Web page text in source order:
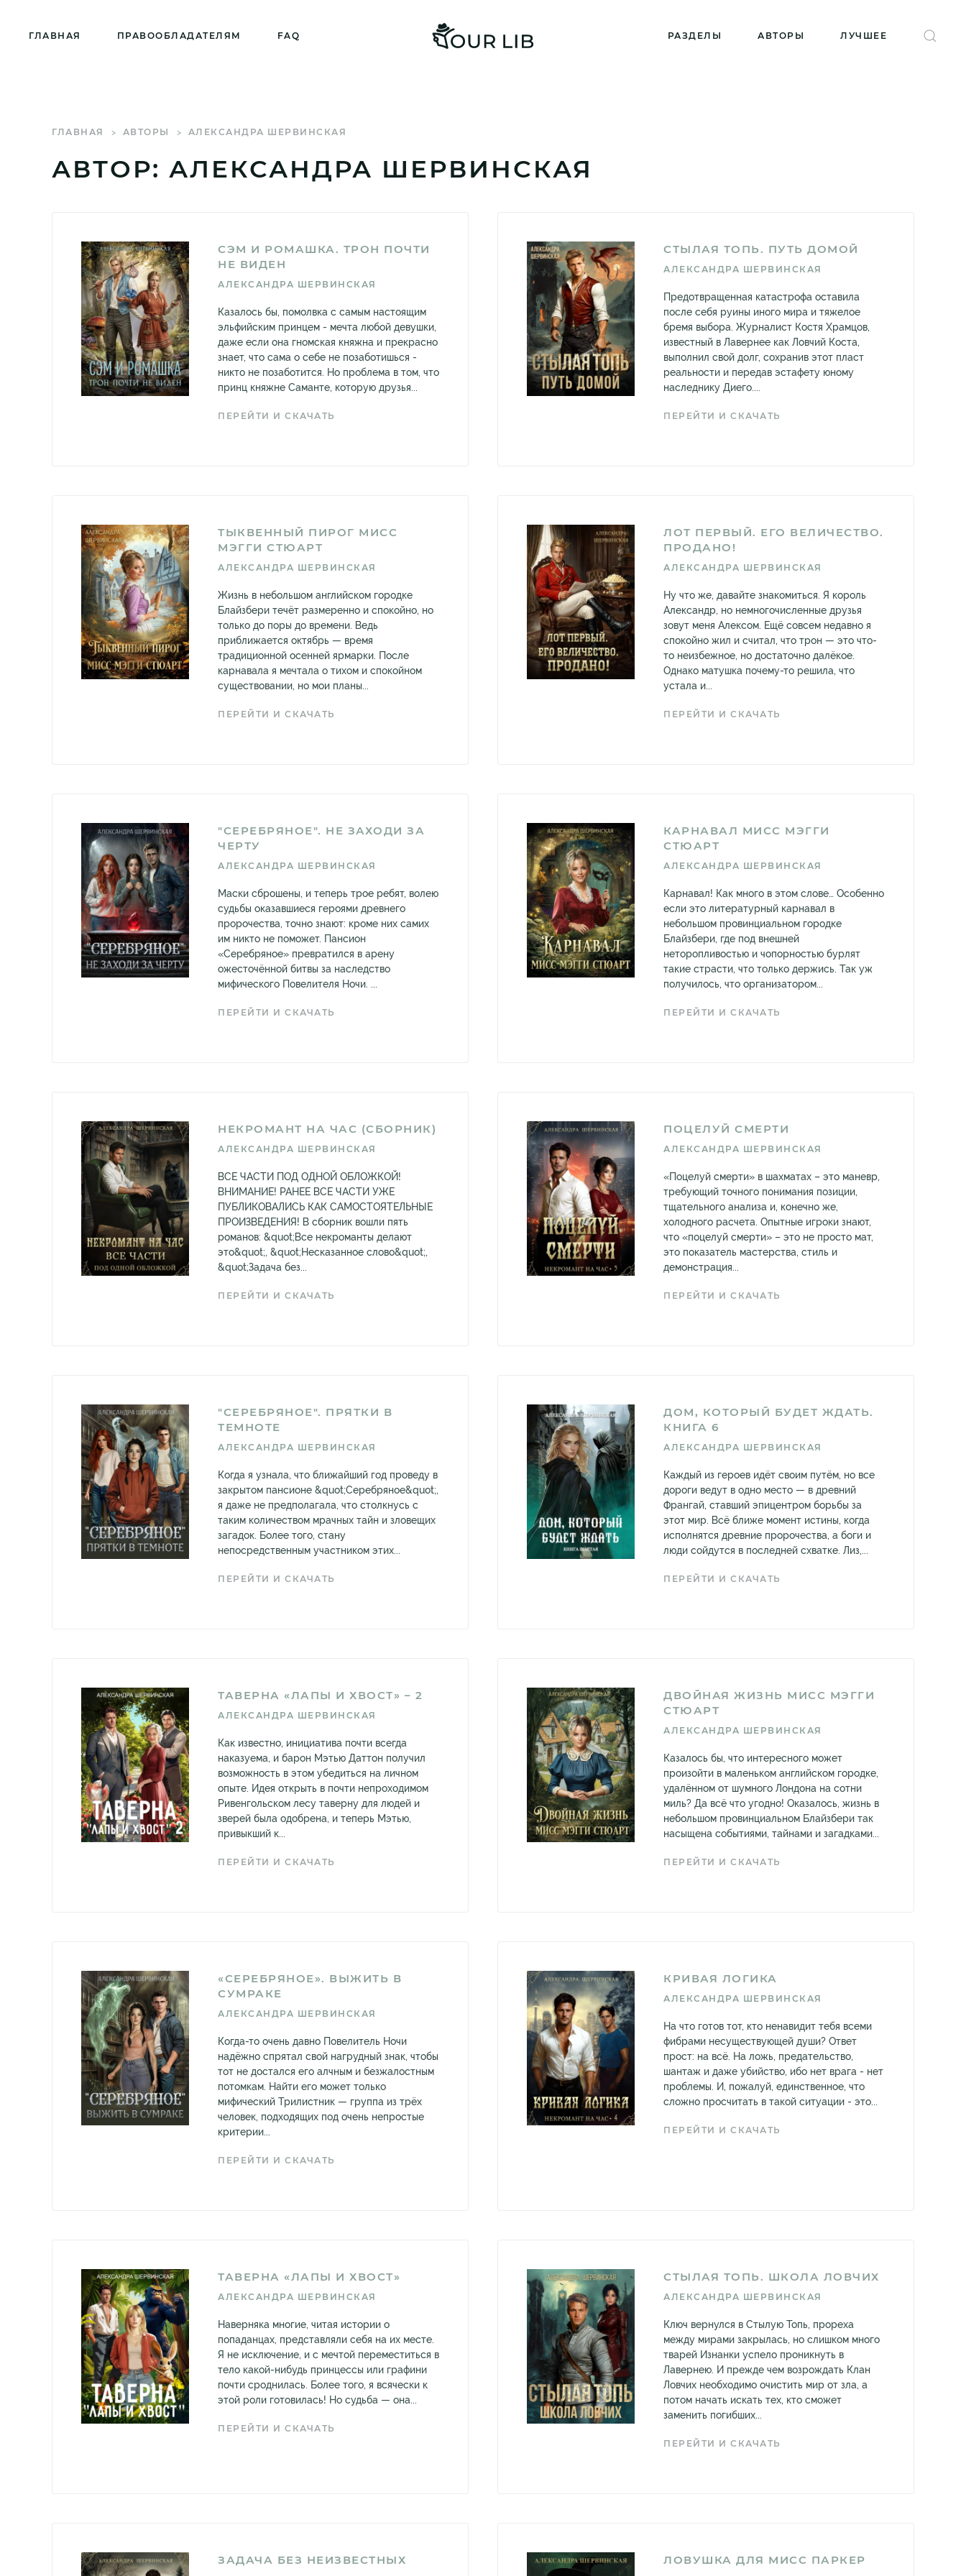
ГЛАВНАЯ ПРАВООБЛАДАТЕЛЯМ FAQ РАЗДЕЛЫ АВТОРЫ ЛУЧШЕЕ
ГЛАВНАЯ АВТОРЫ АЛЕКСАНДРА ШЕРВИНСКАЯ
АВТОР: АЛЕКСАНДРА ШЕРВИНСКАЯ
СЭМ И РОМАШКА. ТРОН ПОЧТИ
НЕ ВИДЕН
АЛЕКСАНДРА ШЕРВИНСКАЯ
Казалось бы, помолвка с самым настоящим
эльфийским принцем - мечта любой девушки,
даже если она гномская княжна и прекрасно
знает, что сама о себе не позаботишься -
никто не позаботится. Но проблема в том, что
принц княжне Саманте, которую друзья...
ПЕРЕЙТИ И СКАЧАТЬ
СТЫЛАЯ ТОПЬ. ПУТЬ ДОМОЙ
АЛЕКСАНДРА ШЕРВИНСКАЯ
Предотвращенная катастрофа оставила
после себя руины иного мира и тяжелое
бремя выбора. Журналист Костя Храмцов,
известный в Лавернее как Ловчий Коста,
выполнил свой долг, сохранив этот пласт
реальности и передав эстафету юному
наследнику Диего....
ПЕРЕЙТИ И СКАЧАТЬ
ТЫКВЕННЫЙ ПИРОГ МИСС
МЭГГИ СТЮАРТ
АЛЕКСАНДРА ШЕРВИНСКАЯ
Жизнь в небольшом английском городке
Блайзбери течёт размеренно и спокойно, но
только до поры до времени. Ведь
приближается октябрь — время
традиционной осенней ярмарки. После
карнавала я мечтала о тихом и спокойном
существовании, но мои планы...
ПЕРЕЙТИ И СКАЧАТЬ
ЛОТ ПЕРВЫЙ. ЕГО ВЕЛИЧЕСТВО.
ПРОДАНО!
АЛЕКСАНДРА ШЕРВИНСКАЯ
Ну что же, давайте знакомиться. Я король
Александр, но немногочисленные друзья
зовут меня Алексом. Ещё совсем недавно я
спокойно жил и считал, что трон — это что-
то неизбежное, но достаточно далёкое.
Однако матушка почему-то решила, что
устала и...
ПЕРЕЙТИ И СКАЧАТЬ
"СЕРЕБРЯНОЕ". НЕ ЗАХОДИ ЗА
ЧЕРТУ
АЛЕКСАНДРА ШЕРВИНСКАЯ
Маски сброшены, и теперь трое ребят, волею
судьбы оказавшиеся героями древнего
пророчества, точно знают: кроме них самих
им никто не поможет. Пансион
«Серебряное» превратился в арену
ожесточённой битвы за наследство
мифического Повелителя Ночи. ...
ПЕРЕЙТИ И СКАЧАТЬ
КАРНАВАЛ МИСС МЭГГИ
СТЮАРТ
АЛЕКСАНДРА ШЕРВИНСКАЯ
Карнавал! Как много в этом слове… Особенно
если это литературный карнавал в
небольшом провинциальном городке
Блайзбери, где под внешней
неторопливостью и чопорностью бурлят
такие страсти, что только держись. Так уж
получилось, что организатором...
ПЕРЕЙТИ И СКАЧАТЬ
НЕКРОМАНТ НА ЧАС (СБОРНИК)
АЛЕКСАНДРА ШЕРВИНСКАЯ
ВСЕ ЧАСТИ ПОД ОДНОЙ ОБЛОЖКОЙ!
ВНИМАНИЕ! РАНЕЕ ВСЕ ЧАСТИ УЖЕ
ПУБЛИКОВАЛИСЬ КАК САМОСТОЯТЕЛЬНЫЕ
ПРОИЗВЕДЕНИЯ! В сборник вошли пять
романов: &quot;Все некроманты делают
это&quot;, &quot;Несказанное слово&quot;,
&quot;Задача без...
ПЕРЕЙТИ И СКАЧАТЬ
ПОЦЕЛУЙ СМЕРТИ
АЛЕКСАНДРА ШЕРВИНСКАЯ
«Поцелуй смерти» в шахматах – это маневр,
требующий точного понимания позиции,
тщательного анализа и, конечно же,
холодного расчета. Опытные игроки знают,
что «поцелуй смерти» – это не просто мат,
это показатель мастерства, стиль и
демонстрация...
ПЕРЕЙТИ И СКАЧАТЬ
"СЕРЕБРЯНОЕ". ПРЯТКИ В
ТЕМНОТЕ
АЛЕКСАНДРА ШЕРВИНСКАЯ
Когда я узнала, что ближайший год проведу в
закрытом пансионе &quot;Серебряное&quot;,
я даже не предполагала, что столкнусь с
таким количеством мрачных тайн и зловещих
загадок. Более того, стану
непосредственным участником этих...
ПЕРЕЙТИ И СКАЧАТЬ
ДОМ, КОТОРЫЙ БУДЕТ ЖДАТЬ.
КНИГА 6
АЛЕКСАНДРА ШЕРВИНСКАЯ
Каждый из героев идёт своим путём, но все
дороги ведут в одно место — в древний
Франгай, ставший эпицентром борьбы за
этот мир. Всё ближе момент истины, когда
исполнятся древние пророчества, а боги и
люди сойдутся в последней схватке. Лиз,...
ПЕРЕЙТИ И СКАЧАТЬ
ТАВЕРНА «ЛАПЫ И ХВОСТ» – 2
АЛЕКСАНДРА ШЕРВИНСКАЯ
Как известно, инициатива почти всегда
наказуема, и барон Мэтью Даттон получил
возможность в этом убедиться на личном
опыте. Идея открыть в почти непроходимом
Ривенгольском лесу таверну для людей и
зверей была одобрена, и теперь Мэтью,
привыкший к...
ПЕРЕЙТИ И СКАЧАТЬ
ДВОЙНАЯ ЖИЗНЬ МИСС МЭГГИ
СТЮАРТ
АЛЕКСАНДРА ШЕРВИНСКАЯ
Казалось бы, что интересного может
произойти в маленьком английском городке,
удалённом от шумного Лондона на сотни
миль? Да всё что угодно! Оказалось, жизнь в
небольшом провинциальном Блайзбери так
насыщена событиями, тайнами и загадками...
ПЕРЕЙТИ И СКАЧАТЬ
«СЕРЕБРЯНОЕ». ВЫЖИТЬ В
СУМРАКЕ
АЛЕКСАНДРА ШЕРВИНСКАЯ
Когда-то очень давно Повелитель Ночи
надёжно спрятал свой нагрудный знак, чтобы
тот не достался его алчным и безжалостным
потомкам. Найти его может только
мифический Трилистник — группа из трёх
человек, подходящих под очень непростые
критерии...
ПЕРЕЙТИ И СКАЧАТЬ
КРИВАЯ ЛОГИКА
АЛЕКСАНДРА ШЕРВИНСКАЯ
На что готов тот, кто ненавидит тебя всеми
фибрами несуществующей души? Ответ
прост: на всё. На ложь, предательство,
шантаж и даже убийство, ибо нет врага - нет
проблемы. И, пожалуй, единственное, что
сложно просчитать в такой ситуации - это...
ПЕРЕЙТИ И СКАЧАТЬ
ТАВЕРНА «ЛАПЫ И ХВОСТ»
АЛЕКСАНДРА ШЕРВИНСКАЯ
Наверняка многие, читая истории о
попаданцах, представляли себя на их месте.
Я не исключение, и с мечтой переместиться в
тело какой-нибудь принцессы или графини
почти сроднилась. Более того, я всячески к
этой роли готовилась! Но судьба — она...
ПЕРЕЙТИ И СКАЧАТЬ
СТЫЛАЯ ТОПЬ. ШКОЛА ЛОВЧИХ
АЛЕКСАНДРА ШЕРВИНСКАЯ
Ключ вернулся в Стылую Топь, прореха
между мирами закрылась, но слишком много
тварей Изнанки успело проникнуть в
Лавернею. И прежде чем возрождать Клан
Ловчих необходимо очистить мир от зла, а
потом начать искать тех, кто сможет
заменить погибших...
ПЕРЕЙТИ И СКАЧАТЬ
ЗАДАЧА БЕЗ НЕИЗВЕСТНЫХ ЛОВУШКА ДЛЯ МИСС ПАРКЕР